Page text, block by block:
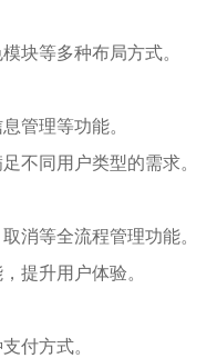
块等多种布局方式。
管理等功能。
不同用户类型的需求。
消等全流程管理功能。
提升用户体验。
付方式。